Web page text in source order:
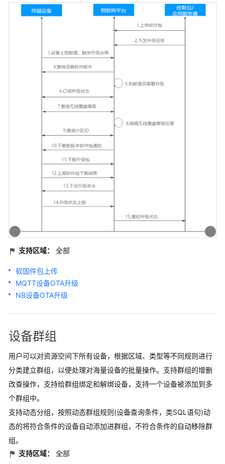
支持区域： 全部
软固件包上传
MQTT设备OTA升级
NB设备OTA升级
设备群组
用户可以对资源空间下所有设备，根据区域、类型等不同规则进行
分类建立群组，以便处理对海量设备的批量操作。支持群组的增删
改查操作，支持给群组绑定和解绑设备，支持一个设备被添加到多
个群组中。
支持动态分组，按照动态群组规则(设备查询条件，类SQL语句)动
态的将符合条件的设备自动添加进群组，不符合条件的自动移除群
组。
支持区域：
全部